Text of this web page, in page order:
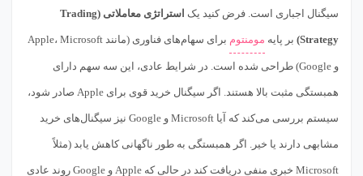
سیگنال اجباری است. فرض کنید یک استراتژی معاملاتی (Trading
Strategy) بر پایه مومنتوم برای سهام‌های فناوری (مانند Apple، Microsoft
و Google) طراحی شده است. در شرایط عادی، این سه سهم دارای
همبستگی مثبت بالا هستند. اگر سیگنال خرید قوی برای Apple صادر شود،
سیستم بررسی می‌کند که آیا Microsoft و Google نیز سیگنال‌های خرید
مشابهی دارند یا خیر. اگر همبستگی به طور ناگهانی کاهش یابد (مثلاً
Microsoft خبری منفی دریافت کند در حالی که Apple و Google روند عادی